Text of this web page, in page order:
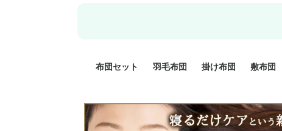
布団セット
羽毛布団セット 2点セット
3点セット
4点セット
5点セット
6点セット
エクセルゴール
ロイヤルゴール
マザーダックダ
小さい布団セット
大きい布団セット
掛け布団セット 2点セット
3点セット
4点セット
6点セット
敷布団セット 2点セット
3点セット
羽毛布団
プレミアムゴールド
ロイヤルゴールド
エクセルゴールド
ニューゴールド
マザーダックダウン
マザーグースダウン
スーパーロングサイズ
洗える羽毛布団
肌掛け布団
掛け布団
防ダニ掛け布団
洗える掛け布団
小さい掛け布団
大きい掛け布団
肌掛け布団
敷布団
防ダニ
小さい
大きい
機能性